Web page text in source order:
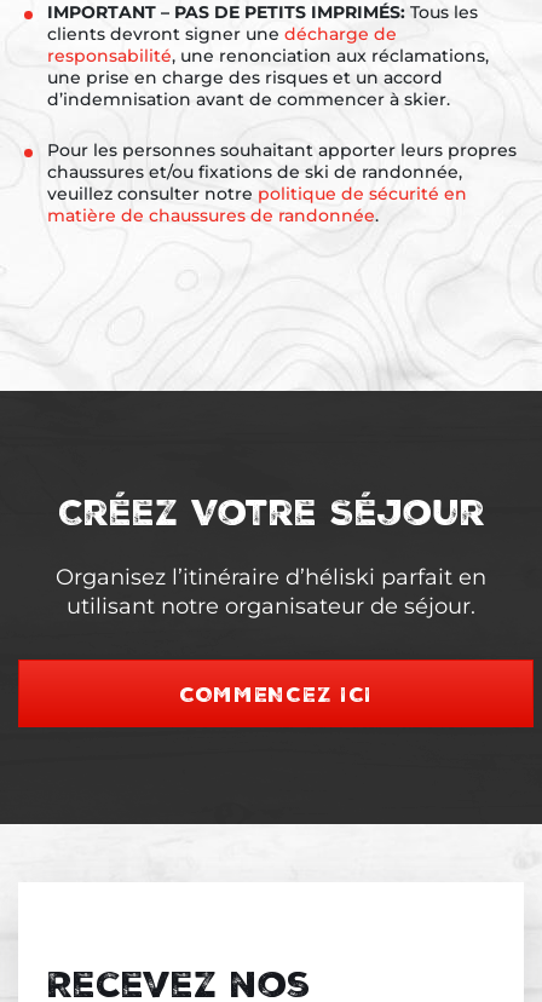
IMPORTANT – PAS DE PETITS IMPRIMÉS: Tous les
clients devront signer une décharge de
responsabilité, une renonciation aux réclamations,
une prise en charge des risques et un accord
d’indemnisation avant de commencer à skier.
Pour les personnes souhaitant apporter leurs propres
chaussures et/ou fixations de ski de randonnée,
veuillez consulter notre politique de sécurité en
matière de chaussures de randonnée.
Créez Votre Séjour
Organisez l’itinéraire d’héliski parfait en
utilisant notre organisateur de séjour.
COMMENCEZ ICI
Recevez nos